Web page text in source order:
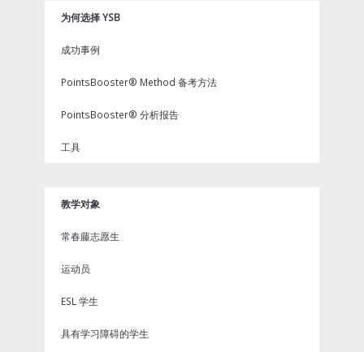
为何选择 YSB
成功事例
PointsBooster® Method 备考方法
PointsBooster® 分析报告
工具
教学对象
常春藤志愿生
运动员
ESL 学生
具有学习障碍的学生